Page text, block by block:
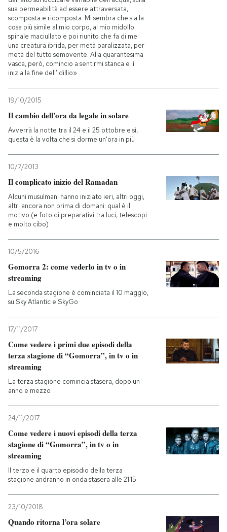
sua permeabilità ad essere attraversata,
scomposta e ricomposta. Mi sembra che sia la
cosa più simile al mio corpo, al mio midollo
spinale maciullato e poi riunito che fa di me
una creatura ibrida, per metà paralizzata, per
metà del tutto semovente. Alla quarantesima
vasca, però, comincio a sentirmi stanca e lì
inizia la fine dell’idillio»
19/10/2015
Il cambio dell’ora da legale in solare
Avverrà la notte tra il 24 e il 25 ottobre e sì,
questa è la volta che si dorme un'ora in più
10/7/2013
Il complicato inizio del Ramadan
Alcuni musulmani hanno iniziato ieri, altri oggi,
altri ancora non prima di domani: qual è il
motivo (e foto di preparativi tra luci, telescopi
e molto cibo)
10/5/2016
Gomorra 2: come vederlo in tv o in
streaming
La seconda stagione è cominciata il 10 maggio,
su Sky Atlantic e SkyGo
17/11/2017
Come vedere i primi due episodi della
terza stagione di “Gomorra”, in tv o in
streaming
La terza stagione comincia stasera, dopo un
anno e mezzo
24/11/2017
Come vedere i nuovi episodi della terza
stagione di “Gomorra”, in tv o in
streaming
Il terzo e il quarto episodio della terza
stagione andranno in onda stasera alle 21.15
23/10/2018
Quando ritorna l’ora solare